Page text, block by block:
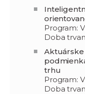
Program:
Doba
Aktuárske
trhu
Program:
Doba